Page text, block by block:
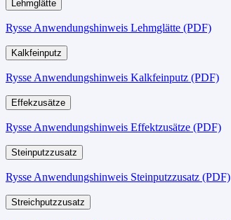
Lehmglätte
Rysse Anwendungshinweis Lehmglätte (PDF)
Kalkfeinputz
Rysse Anwendungshinweis Kalkfeinputz (PDF)
Effekzusätze
Rysse Anwendungshinweis Effektzusätze (PDF)
Steinputzzusatz
Rysse Anwendungshinweis Steinputzzusatz (PDF)
Streichputzzusatz